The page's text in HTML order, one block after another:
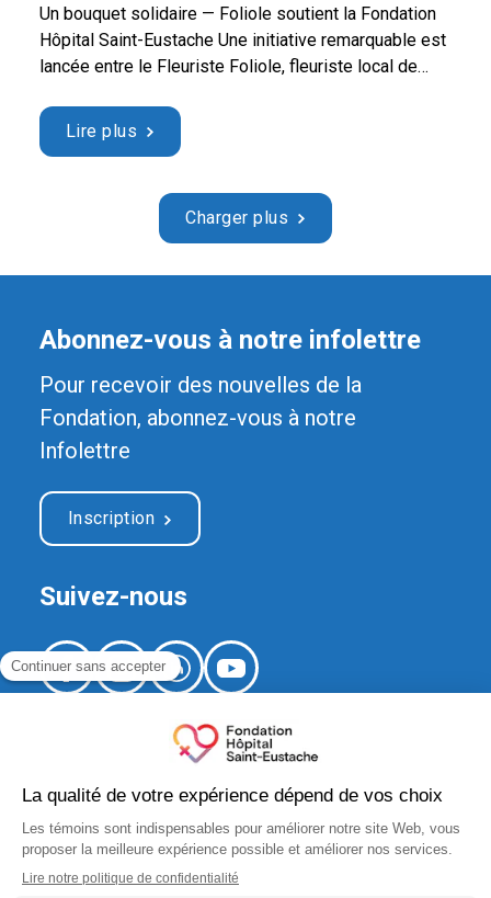
Un bouquet solidaire — Foliole soutient la Fondation
Hôpital Saint-Eustache Une initiative remarquable est
lancée entre le Fleuriste Foliole, fleuriste local de
15 septembre 2025 au 15 septembre 2026, un
bouquet exclusif « 1 geste 2 actions » sera offert en
Continued
Lire plus
Charger plus
520, boulevard Arthur-Sauvé,
local CS-012
Saint-Eustache (Québec) J7R 5B1
fondation.hse@ssss.gouv.qc.ca
Abonnez-vous à notre infolettre
Pour recevoir des nouvelles de la
Fondation, abonnez-vous à notre
Infolettre
Inscription
Suivez-nous